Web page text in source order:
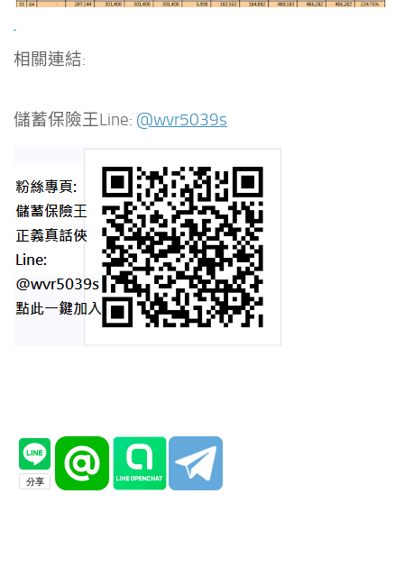
相關連結:
儲蓄保險王Line: @wvr5039s